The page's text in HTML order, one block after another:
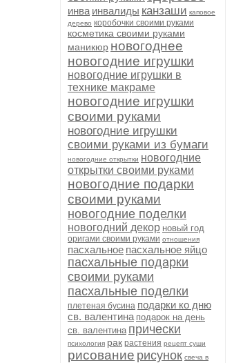
инва инвалиды канзаши каповое
дерево коробочки своими руками
косметика своими руками
маникюр новогоднее
новогодние игрушки
новогодние игрушки в
технике макраме
новогодние игрушки
своими руками
новогодние игрушки
своими руками из бумаги
новогодние открытки новогодние
открытки своими руками
новогодние подарки
своими руками
новогодние поделки
новогодний декор новый год
оригами своими руками отношения
пасхальное пасхальное яйцо
пасхальные подарки
своими руками
пасхальные поделки
плетеная бусина подарки ко дню
св. валентина подарок на день
св. валентина прически
психология рак растения рецепт суши
рисование рисунок свеча в